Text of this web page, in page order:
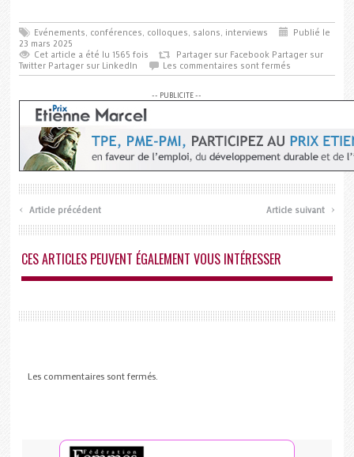
Evénements, conférences, colloques, salons, interviews
Publié le
23 mars 2025
Cet article a été lu 1565 fois
Partager sur Facebook Partager sur
Twitter Partager sur LinkedIn Les commentaires sont fermés
-- PUBLICITE --
‹ Article précédent Article suivant ›
CES ARTICLES PEUVENT ÉGALEMENT VOUS INTÉRESSER
Les commentaires sont fermés.